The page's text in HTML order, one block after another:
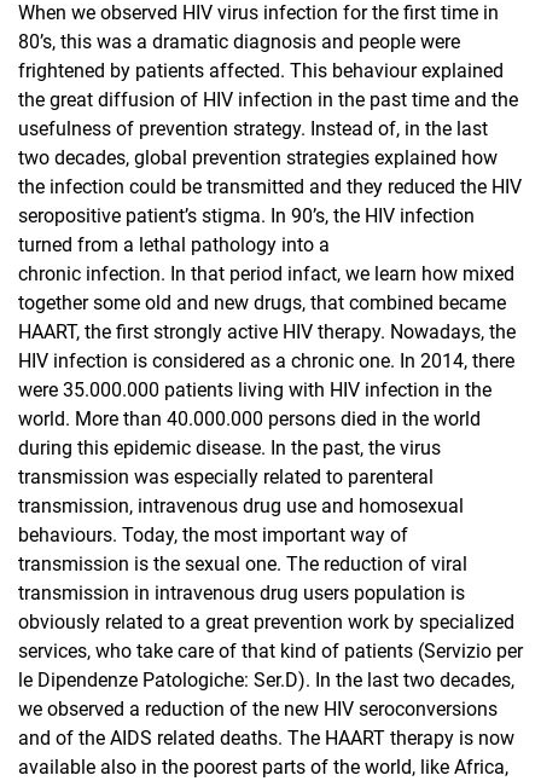
When we observed HIV virus infection for the first time in
80’s, this was a dramatic diagnosis and people were
frightened by patients affected. This behaviour explained
the great diffusion of HIV infection in the past time and the
usefulness of prevention strategy. Instead of, in the last
two decades, global prevention strategies explained how
the infection could be transmitted and they reduced the HIV
seropositive patient’s stigma. In 90’s, the HIV infection
turned from a lethal pathology into a
chronic infection. In that period infact, we learn how mixed
together some old and new drugs, that combined became
HAART, the first strongly active HIV therapy. Nowadays, the
HIV infection is considered as a chronic one. In 2014, there
were 35.000.000 patients living with HIV infection in the
world. More than 40.000.000 persons died in the world
during this epidemic disease. In the past, the virus
transmission was especially related to parenteral
transmission, intravenous drug use and homosexual
behaviours. Today, the most important way of
transmission is the sexual one. The reduction of viral
transmission in intravenous drug users population is
obviously related to a great prevention work by specialized
services, who take care of that kind of patients (Servizio per
le Dipendenze Patologiche: Ser.D). In the last two decades,
we observed a reduction of the new HIV seroconversions
and of the AIDS related deaths. The HAART therapy is now
available also in the poorest parts of the world, like Africa,